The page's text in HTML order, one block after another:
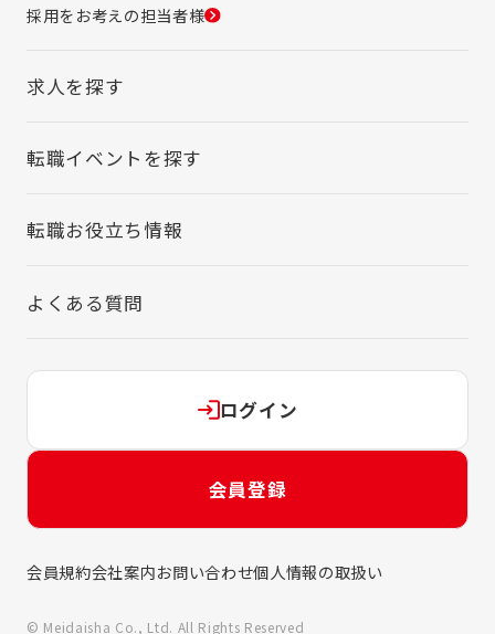
採用をお考えの担当者様
求人を探す
転職イベントを探す
転職お役立ち情報
よくある質問
ログイン
会員登録
会員規約会社案内お問い合わせ個人情報の取扱い
© Meidaisha Co., Ltd. All Rights Reserved